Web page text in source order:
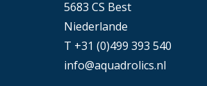
5683 CS Best
Niederlande
T +31 (0)499 393 540
info@aquadrolics.nl